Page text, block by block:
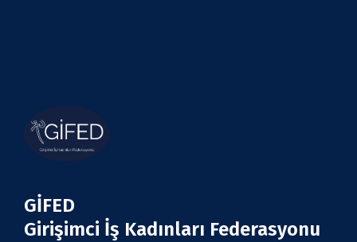
GİFED
Girişimci İş Kadınları Federasyonu